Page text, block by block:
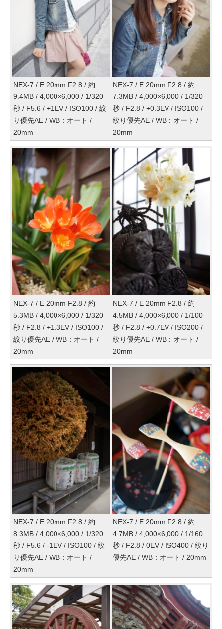
NEX-7 / E 20mm F2.8 / 約
9.4MB / 4,000×6,000 / 1/320
秒 / F5.6 / +1EV / ISO100 / 絞
り優先AE / WB：オート /
20mm
NEX-7 / E 20mm F2.8 / 約
7.3MB / 4,000×6,000 / 1/320
秒 / F2.8 / +0.3EV / ISO100 /
絞り優先AE / WB：オート /
20mm
NEX-7 / E 20mm F2.8 / 約
5.3MB / 4,000×6,000 / 1/320
秒 / F2.8 / +1.3EV / ISO100 /
絞り優先AE / WB：オート /
20mm
NEX-7 / E 20mm F2.8 / 約
4.5MB / 4,000×6,000 / 1/100
秒 / F2.8 / +0.7EV / ISO200 /
絞り優先AE / WB：オート /
20mm
NEX-7 / E 20mm F2.8 / 約
8.3MB / 4,000×6,000 / 1/320
秒 / F5.6 / -1EV / ISO100 / 絞
り優先AE / WB：オート /
20mm
NEX-7 / E 20mm F2.8 / 約
4.7MB / 4,000×6,000 / 1/160
秒 / F2.8 / 0EV / ISO400 / 絞り
優先AE / WB：オート / 20mm